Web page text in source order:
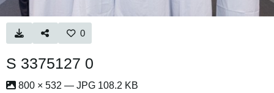
0
S 3375127 0
800 × 532 — JPG 108.2 KB